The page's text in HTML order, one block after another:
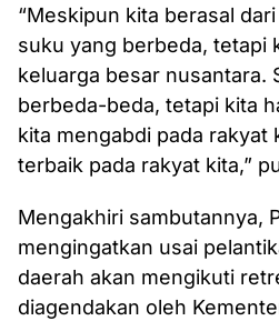
“Meskipun kita berasal
suku yang berbeda, tetapi
keluarga besar nusantara.
berbeda-beda, tetapi kita
kita mengabdi pada rakyat
terbaik pada rakyat kita,”
Mengakhiri sambutannya,
mengingatkan usai
daerah akan mengikuti
diagendakan oleh